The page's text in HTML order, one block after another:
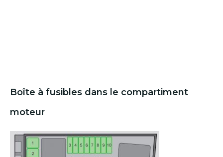
Boîte à fusibles dans le compartiment
moteur